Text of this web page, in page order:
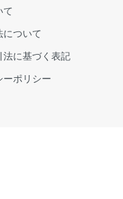
ついて
法に基づく表記
ーポリシー